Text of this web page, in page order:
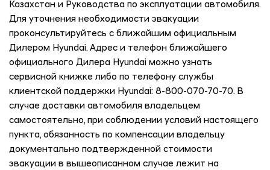
Казахстан и Руководства по эксплуатации автомобиля.
Для уточнения необходимости эвакуации
проконсультируйтесь с ближайшим официальным
Дилером Hyundai. Адрес и телефон ближайшего
официального Дилера Hyundai можно узнать
сервисной книжке либо по телефону службы
клиентской поддержки Hyundai: 8-800-070-70-70. В
случае доставки автомобиля владельцем
самостоятельно, при соблюдении условий настоящего
пункта, обязанность по компенсации владельцу
документально подтвержденной стоимости
эвакуации в вышеописанном случае лежит на